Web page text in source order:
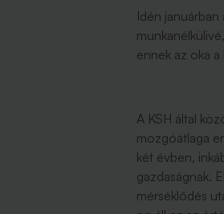
Idén januárban
ennek az oka
A KSH által
mozgóátlaga
két évben,
gazdaságnak.
mérséklődés